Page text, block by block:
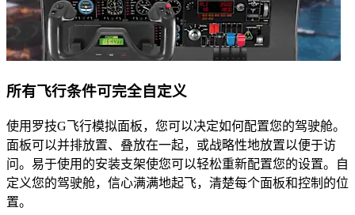
所有飞行条件可完全自定义
使用罗技G飞行模拟面板，您可以决定如何配置您的驾驶舱。
面板可以并排放置、叠放在一起，或战略性地放置以便于访
问。易于使用的安装支架使您可以轻松重新配置您的设置。自
定义您的驾驶舱，信心满满地起飞，清楚每个面板和控制的位
置。